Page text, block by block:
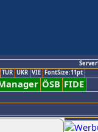
TUR UKR VIE FontSize:11pt
ÖSB FIDE